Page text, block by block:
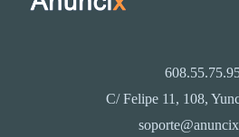
C/ Felipe 11, 108,